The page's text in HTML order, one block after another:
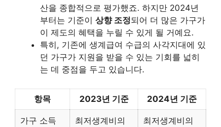
산을 종합적으로 평가했죠. 하지만 2024년
부터는 기준이 상향 조정되어 더 많은 가구가
이 제도의 혜택을 누릴 수 있게 될 거예요.
특히, 기존에 생계급여 수급의 사각지대에 있
던 가구가 지원을 받을 수 있는 기회를 넓히
는 데 중점을 두고 있습니다.
항목 2023년 기준 2024년 기준
가구 소득
최저생계비의
최저생계비의